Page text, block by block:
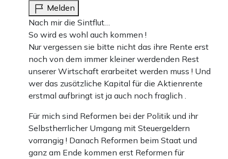
Melden
Nach mir die Sintflut…
So wird es wohl auch kommen !
Nur vergessen sie bitte nicht das ihre Rente erst
noch von dem immer kleiner werdenden Rest
unserer Wirtschaft erarbeitet werden muss ! Und
wer das zusätzliche Kapital für die Aktienrente
erstmal aufbringt ist ja auch noch fraglich .
Für mich sind Reformen bei der Politik und ihr
Selbstherrlicher Umgang mit Steuergeldern
vorrangig ! Danach Reformen beim Staat und
ganz am Ende kommen erst Reformen für